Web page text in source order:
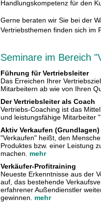
Handlungskompetenz für den
Gerne beraten wir Sie bei der
Vertriebsthemen finden sich im
Seminare im Bereich
Führung für Vertriebsleiter
Das Erreichen Ihrer
Mitarbeitern ab wie von Ihren
Der Vertriebsleiter als Coach
Vertriebs-Coaching ist das
und leistungsfähige Mitarbeiter
Aktiv Verkaufen (Grundlagen)
"Verkaufen" heißt, den
Produktes bzw. einer Leistung
machen. mehr
Verkäufer-Profitraining
Neueste Erkenntnisse aus der
auf, das bestehende
erfahrener Außendienstler
gewinnen. mehr